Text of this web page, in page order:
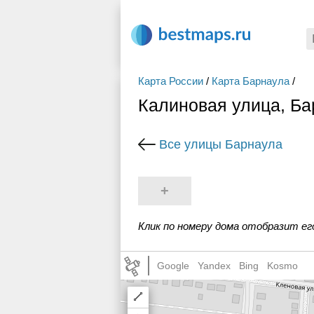
Карта России / Карта Барнаула /
Калиновая улица,
Все улицы Барнаула
+
Клик по номеру дома отобразит
Google Yandex Bing Kosmo
Draw